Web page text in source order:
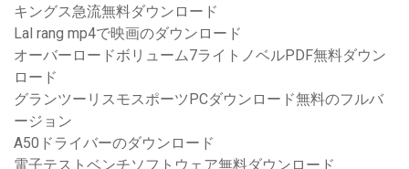
キングス急流無料ダウンロード
Lal rang mp4で映画のダウンロード
オーバーロードボリューム7ライトノベルPDF無料ダウン
ロード
グランツーリスモスポーツPCダウンロード無料のフルバ
ージョン
A50ドライバーのダウンロード
電子テストベンチソフトウェア無料ダウンロード